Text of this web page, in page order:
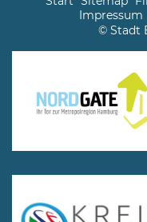
Impressum
© Stadt